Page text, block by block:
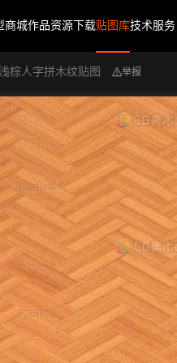
商城作品资源下载贴图库技术服务
浅棕人字拼木纹贴图 举报